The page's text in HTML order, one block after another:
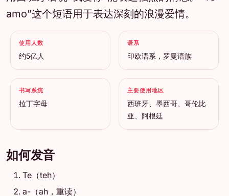
amo”这个短语用于表达深刻的浪漫爱情。
使用人数
约5亿人
语系
印欧语系，罗曼语族
书写系统
拉丁字母
主要使用地区
西班牙、墨西哥、哥伦比
亚、阿根廷
如何发音
Te（teh）
a-（ah，重读）